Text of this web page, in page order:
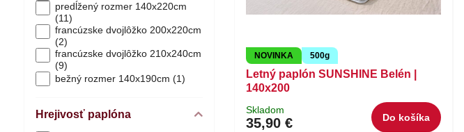
NOVINKA 500g
Letný paplón SUNSHINE Belén |
140x200
Skladom
35,90 € Do košíka
predĺžený rozmer 140x220cm
(11)
francúzske dvojlôžko 200x220cm
(2)
francúzske dvojlôžko 210x240cm
(9)
bežný rozmer 140x190cm (1)
Hrejivosť paplóna